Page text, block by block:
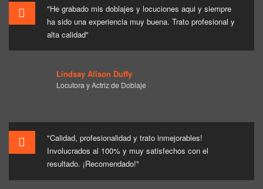
"He grabado mis doblajes y locuciones aqui y siempre
ha sido una experiencia muy buena. Trato profesional y
alta calidad"
Lindsay Alison Duffy
Locutora y Actriz de Doblaje
"Calidad, profesionalidad y trato inmejorables!
Involucrados al 100% y muy satisfechos con el
resultado. ¡Recomendado!"